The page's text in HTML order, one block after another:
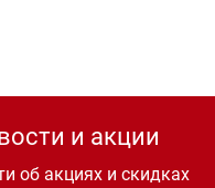
и акции
об акциях и скидках